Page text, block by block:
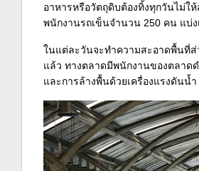
อาหารหรือวัตถุดิบต้องทิ้งทุกวันไม่ใ
พนักงานรถเข็นจำนวน 250 คน แบ่
ในแต่ละวันจะทำความสะอาดพื้นที่ส่
แล้ว ทางตลาดมีพนักงานของตลาด
และการล้างพื้นด้วยเครื่องแรงดันน้